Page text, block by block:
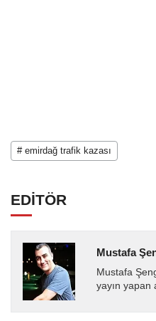
# emirdağ trafik kazası
EDİTÖR
Mustafa
Mustafa
yayın yapan
almakta,